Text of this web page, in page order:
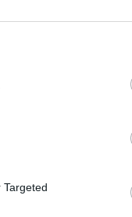
ευρύτερο
υποδομών
και
vulnerabilities,
μπορούν να